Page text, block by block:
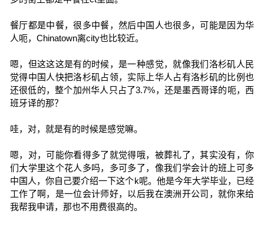
餐厅都是中餐，很多中餐，然后中国人也很多，可能是因为华
人呃，Chinatown离city也比较近。
嗯，但这这这是有的时候，是一种感觉，就像我们洛杉矶人民
觉得中国人快把洛杉矶占领，实际上华人占有洛杉矶的比例也
还很低的，整个加州华人只占了3.7%，还是墨西哥译的呃，西
班牙译的那？
哇，对，就是有的时候是感觉嘛。
嗯，对，可能你看得多了就觉得哦，被葬礼了，其实没有，你
们大学里这个花人多吗，多可多了，像我们学会计的班上可多
中国人，你自己要介绍一下这个k呢。他是今年大学毕业，已经
工作了啊，是一位会计师好，以后我在澳洲开公司，就你来给
我帮我申请，那也不用费很高的。